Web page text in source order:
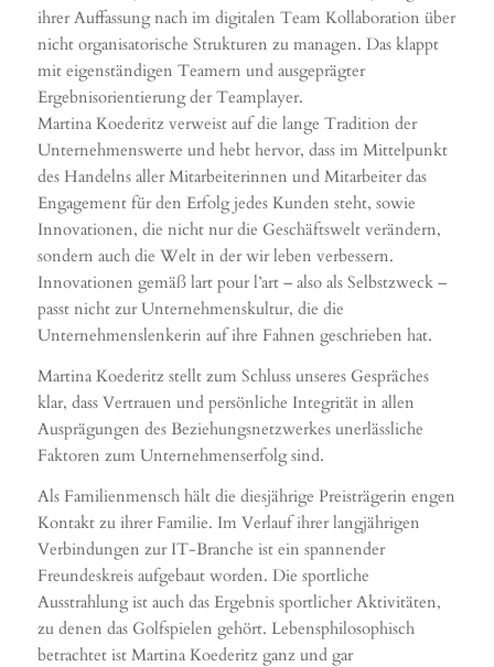
ihrer Auffassung nach im digitalen Team Kollaboration über
nicht organisatorische Strukturen zu managen. Das klappt
mit eigenständigen Teamern und ausgeprägter
Ergebnisorientierung der Teamplayer.
Martina Koederitz verweist auf die lange Tradition der
Unternehmenswerte und hebt hervor, dass im Mittelpunkt
des Handelns aller Mitarbeiterinnen und Mitarbeiter das
Engagement für den Erfolg jedes Kunden steht, sowie
Innovationen, die nicht nur die Geschäftswelt verändern,
sondern auch die Welt in der wir leben verbessern.
Innovationen gemäß lart pour l’art – also als Selbstzweck –
passt nicht zur Unternehmenskultur, die die
Unternehmenslenkerin auf ihre Fahnen geschrieben hat.
Martina Koederitz stellt zum Schluss unseres Gespräches
klar, dass Vertrauen und persönliche Integrität in allen
Ausprägungen des Beziehungsnetzwerkes unerlässliche
Faktoren zum Unternehmenserfolg sind.
Als Familienmensch hält die diesjährige Preisträgerin engen
Kontakt zu ihrer Familie. Im Verlauf ihrer langjährigen
Verbindungen zur IT-Branche ist ein spannender
Freundeskreis aufgebaut worden. Die sportliche
Ausstrahlung ist auch das Ergebnis sportlicher Aktivitäten,
zu denen das Golfspielen gehört. Lebensphilosophisch
betrachtet ist Martina Koederitz ganz und gar